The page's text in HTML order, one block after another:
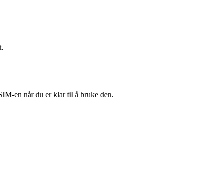
en når du er klar til å bruke den.